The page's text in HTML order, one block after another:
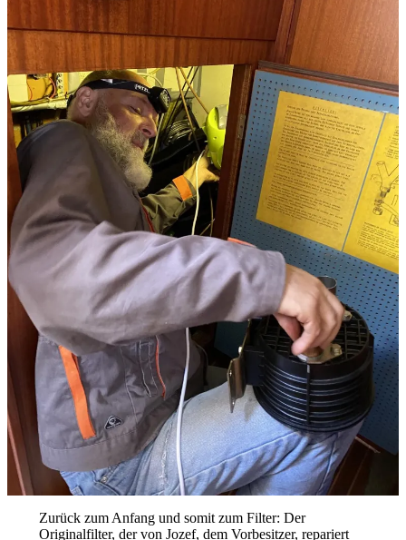
Zurück zum Anfang und somit zum Filter: Der
Originalfilter, der von Jozef, dem Vorbesitzer, repariert